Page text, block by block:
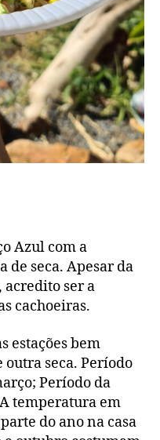
Azul com a
de seca. Apesar da
ser a
cachoeiras.
estações bem
outra seca. Período
Período da
temperatura em
do ano na casa